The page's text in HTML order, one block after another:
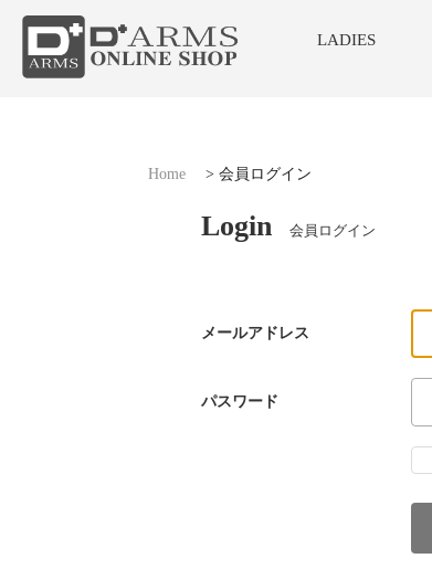
LADIES
Home > 会員ログイン
Login 会員ログイン
メールアドレス
パスワード